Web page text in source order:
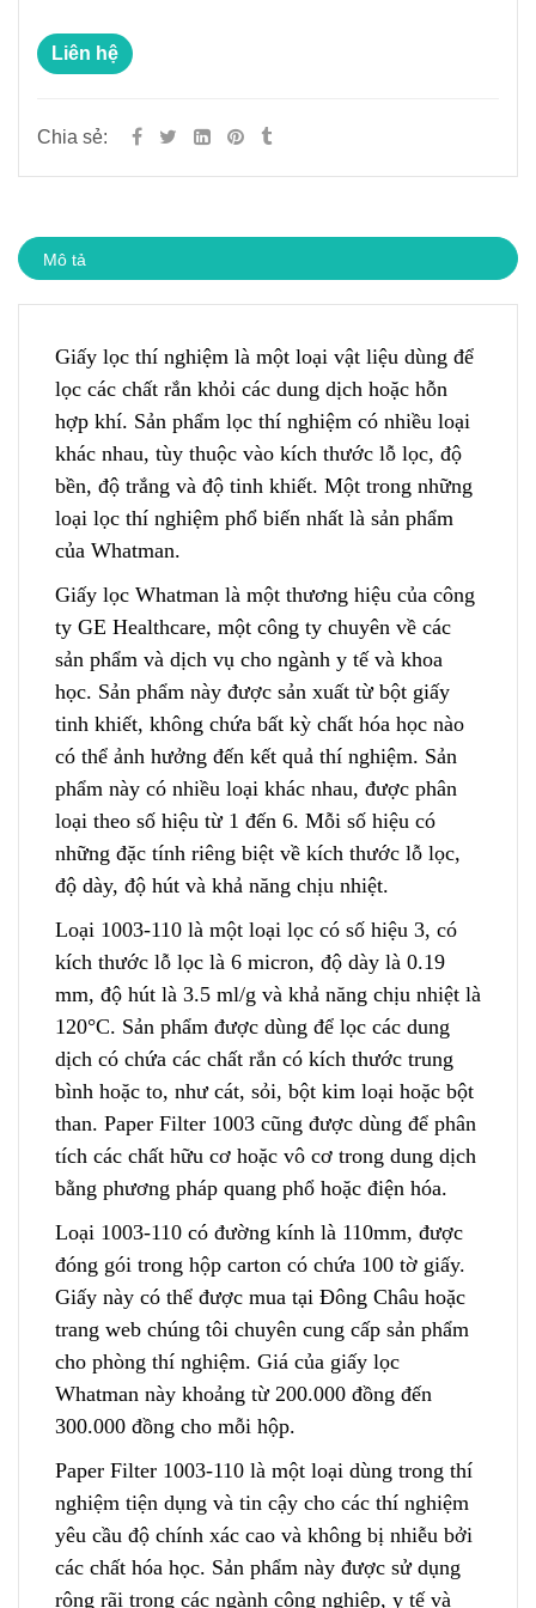
Liên hệ
Chia sẻ:
Mô tả
Giấy lọc thí nghiệm là một loại vật liệu dùng để
lọc các chất rắn khỏi các dung dịch hoặc hỗn
hợp khí. Sản phẩm lọc thí nghiệm có nhiều loại
khác nhau, tùy thuộc vào kích thước lỗ lọc, độ
bền, độ trắng và độ tinh khiết. Một trong những
loại lọc thí nghiệm phổ biến nhất là sản phẩm
của Whatman.
Giấy lọc Whatman là một thương hiệu của công
ty GE Healthcare, một công ty chuyên về các
sản phẩm và dịch vụ cho ngành y tế và khoa
học. Sản phẩm này được sản xuất từ bột giấy
tinh khiết, không chứa bất kỳ chất hóa học nào
có thể ảnh hưởng đến kết quả thí nghiệm. Sản
phẩm này có nhiều loại khác nhau, được phân
loại theo số hiệu từ 1 đến 6. Mỗi số hiệu có
những đặc tính riêng biệt về kích thước lỗ lọc,
độ dày, độ hút và khả năng chịu nhiệt.
Loại 1003-110 là một loại lọc có số hiệu 3, có
kích thước lỗ lọc là 6 micron, độ dày là 0.19
mm, độ hút là 3.5 ml/g và khả năng chịu nhiệt là
120°C. Sản phẩm được dùng để lọc các dung
dịch có chứa các chất rắn có kích thước trung
bình hoặc to, như cát, sỏi, bột kim loại hoặc bột
than. Paper Filter 1003 cũng được dùng để phân
tích các chất hữu cơ hoặc vô cơ trong dung dịch
bằng phương pháp quang phổ hoặc điện hóa.
Loại 1003-110 có đường kính là 110mm, được
đóng gói trong hộp carton có chứa 100 tờ giấy.
Giấy này có thể được mua tại Đông Châu hoặc
trang web chúng tôi chuyên cung cấp sản phẩm
cho phòng thí nghiệm. Giá của giấy lọc
Whatman này khoảng từ 200.000 đồng đến
300.000 đồng cho mỗi hộp.
Paper Filter 1003-110 là một loại dùng trong thí
nghiệm tiện dụng và tin cậy cho các thí nghiệm
yêu cầu độ chính xác cao và không bị nhiễu bởi
các chất hóa học. Sản phẩm này được sử dụng
rộng rãi trong các ngành công nghiệp, y tế và